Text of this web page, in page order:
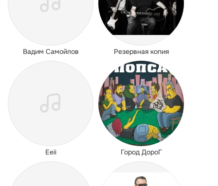
Вадим Самойлов Резервная копия
Eeii Город ДороГ